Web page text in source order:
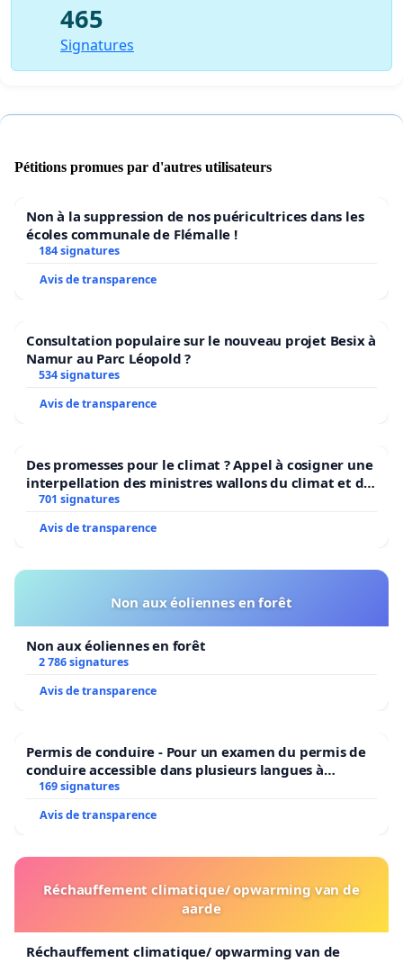
465
Signatures
Pétitions promues par d'autres utilisateurs
Non à la suppression de nos puéricultrices dans les
écoles communale de Flémalle !
184 signatures
Avis de transparence
Consultation populaire sur le nouveau projet Besix à
Namur au Parc Léopold ?
534 signatures
Avis de transparence
Des promesses pour le climat ? Appel à cosigner une
interpellation des ministres wallons du climat et de
l’environnement.
701 signatures
Avis de transparence
Non aux éoliennes en forêt
Non aux éoliennes en forêt
2 786 signatures
Avis de transparence
Permis de conduire - Pour un examen du permis de
conduire accessible dans plusieurs langues à
Bruxelles
169 signatures
Avis de transparence
Réchauffement climatique/ opwarming van de
aarde
Réchauffement climatique/ opwarming van de